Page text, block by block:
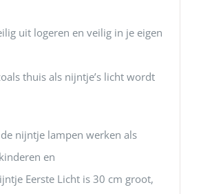
uit logeren en veilig in je eigen
thuis als nijntje’s licht wordt
nijntje lampen werken als
en
Eerste Licht is 30 cm groot,